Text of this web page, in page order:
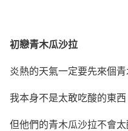
初戀青木瓜沙拉
炎熱的天氣一定要先來個
我本身不是太敢吃酸的東西
但他們的青木瓜沙拉不會